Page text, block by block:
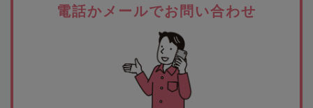
電話かメールでお問い合わせ